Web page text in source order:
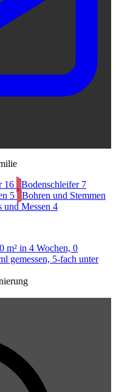
16 Bodenschleifer 7
5
Bohren und Stemmen
und Messen 4
m² in 4 Wochen, 0
gemessen, 5-fach unter